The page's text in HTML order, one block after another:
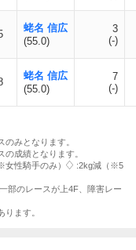
蛯名 信広
(55.0)
3
(-)
蛯名 信広
(55.0)
7
(-)
みとなります。
成績となります。
性騎手のみ）
:2kg減（※5
部のレースが上4F、障害レー
ます。